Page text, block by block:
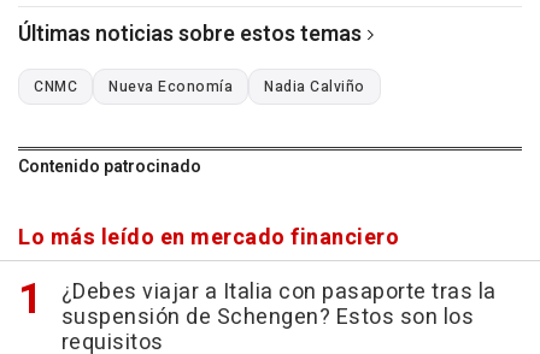
Últimas noticias sobre estos temas
CNMC Nueva Economía Nadia Calviño
Contenido patrocinado
Lo más leído en mercado financiero
¿Debes viajar a Italia con pasaporte tras la
suspensión de Schengen? Estos son los
requisitos